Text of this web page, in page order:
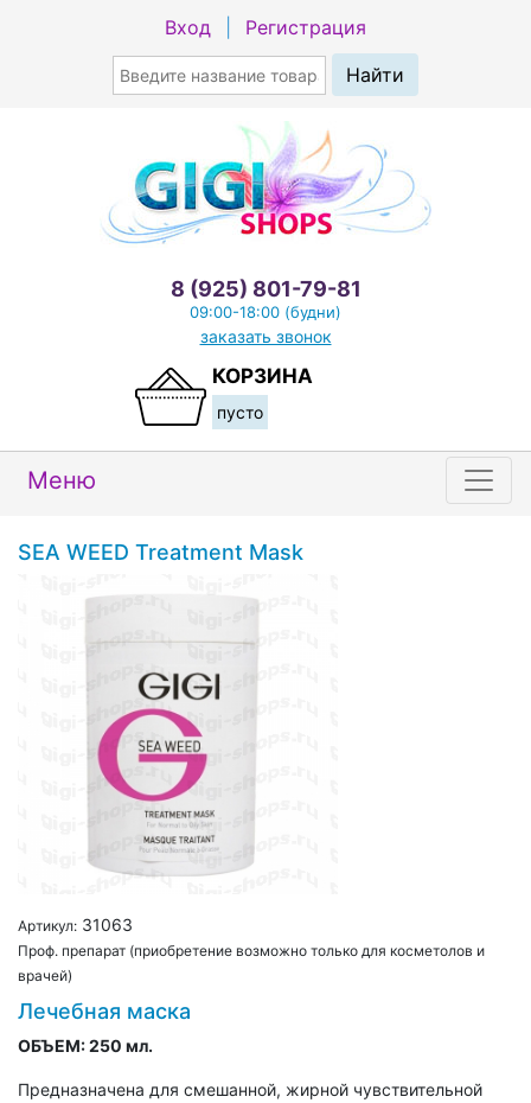
Вход Регистрация
8 (925) 801-79-81
09:00-18:00 (будни)
заказать звонок
КОРЗИНА
пусто
Меню
SEA WEED Treatment Mask
Артикул: 31063
Проф. препарат (приобретение возможно только для косметолов и
врачей)
Лечебная маска
ОБЪЕМ:250 мл.
Предназначена для смешанной, жирной чувствительной